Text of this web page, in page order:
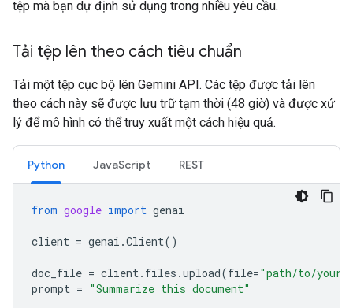
tệp mà bạn dự định sử dụng trong nhiều yêu cầu.
Tải tệp lên theo cách tiêu chuẩn
Tải một tệp cục bộ lên Gemini API. Các tệp được tải lên
theo cách này sẽ được lưu trữ tạm thời (48 giờ) và được xử
lý để mô hình có thể truy xuất một cách hiệu quả.
Python JavaScript REST
from google import genai
client = genai .Client()
doc_file = client. files .upload(file="path/to/your/
prompt = "Summarize this document"